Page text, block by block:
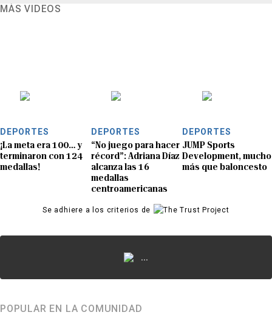
MÁS VIDEOS
DEPORTES
¡La meta era 100… y
terminaron con 124
medallas!
DEPORTES
“No juego para hacer
récord”: Adriana Díaz
alcanza las 16
medallas
centroamericanas
DEPORTES
JUMP Sports
Development, mucho
más que baloncesto
Se adhiere a los criterios de
...
POPULAR EN LA COMUNIDAD